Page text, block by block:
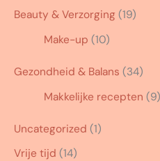
Beauty & Verzorging (19)
Make-up (10)
Gezondheid & Balans (34)
Makkelijke recepten (9)
Uncategorized (1)
Vrije tijd (14)